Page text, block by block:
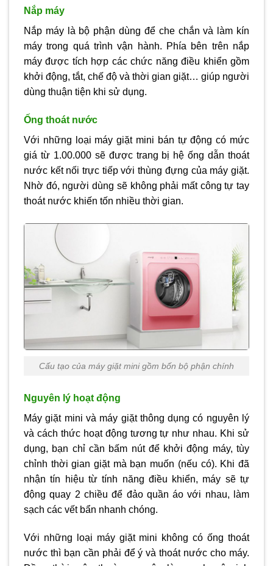
Nắp máy
Nắp máy là bộ phận dùng để che chắn và làm kín
máy trong quá trình vận hành. Phía bên trên nắp
máy được tích hợp các chức năng điều khiển gồm
khởi động, tắt, chế độ và thời gian giặt… giúp người
dùng thuận tiện khi sử dụng.
Ống thoát nước
Với những loại máy giặt mini bán tự động có mức
giá từ 1.00.000 sẽ được trang bị hệ ống dẫn thoát
nước kết nối trực tiếp với thùng đựng của máy giặt.
Nhờ đó, người dùng sẽ không phải mất công tự tay
thoát nước khiến tốn nhiều thời gian.
Cấu tạo của máy giặt mini gồm bốn bộ phận chính
Nguyên lý hoạt động
Máy giặt mini và máy giặt thông dụng có nguyên lý
và cách thức hoạt động tương tự như nhau. Khi sử
dụng, bạn chỉ cần bấm nút để khởi động máy, tùy
chỉnh thời gian giặt mà bạn muốn (nếu có). Khi đã
nhận tín hiệu từ tính năng điều khiển, máy sẽ tự
động quay 2 chiều để đảo quần áo với nhau, làm
sạch các vết bẩn nhanh chóng.
Với những loại máy giặt mini không có ống thoát
nước thì bạn cần phải để ý và thoát nước cho máy.